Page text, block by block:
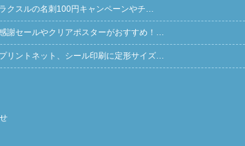
クスルの名刺100円キャンペーンやチ…
謝セールやクリアポスターがおすすめ！…
リントネット、シール印刷に定形サイズ…